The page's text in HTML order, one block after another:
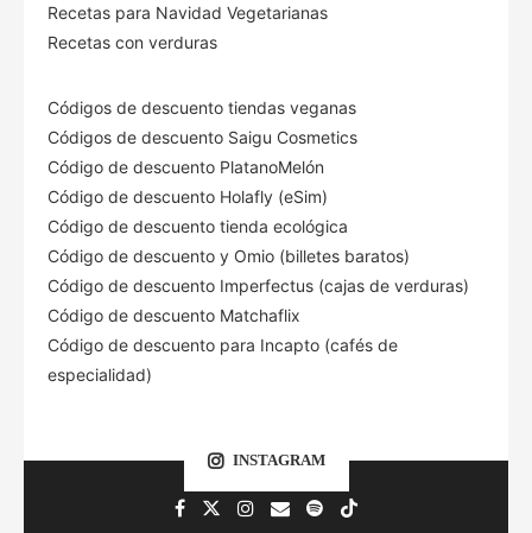
Recetas para Navidad Vegetarianas
Recetas con verduras
Códigos de descuento tiendas veganas
Códigos de descuento Saigu Cosmetics
Código de descuento PlatanoMelón
Código de descuento Holafly (eSim)
Código de descuento tienda ecológica
Código de descuento y Omio (billetes baratos)
Código de descuento Imperfectus (cajas de verduras)
Código de descuento Matchaflix
Código de descuento para Incapto (cafés de
especialidad)
INSTAGRAM